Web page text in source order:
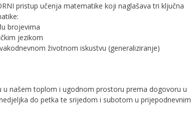
pristup učenja matematike koji naglašava tri ključna
brojevima
jezikom
životnom iskustvu (generaliziranje)
u našem toplom i ugodnom prostoru prema dogovoru u
do petka te srijedom i subotom u prijepodnevnim